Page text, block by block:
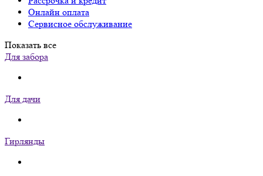
Онлайн оплата
Сервисное обслуживание
Показать все
Для забора
Для дачи
Гирлянды